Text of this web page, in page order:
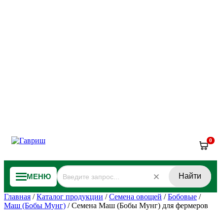
0
МЕНЮ Найти
Главная /Каталог продукции /Семена овощей /Бобовые /
Маш (Бобы Мунг) /Семена Маш (Бобы Мунг) для фермеров